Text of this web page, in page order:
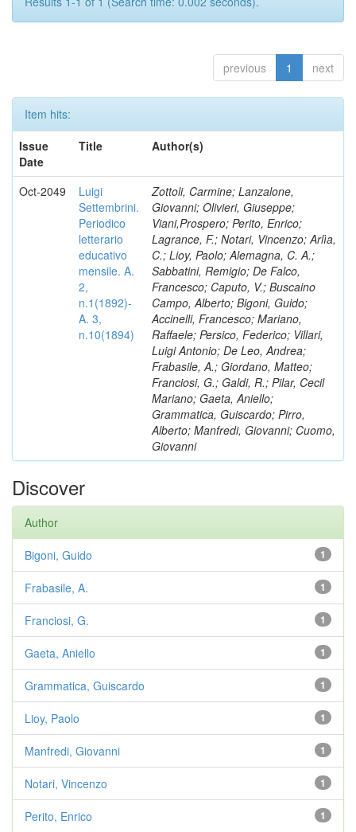
previous 1 next
Item hits:
Issue
Date
Title Author(s)
Oct-2049
Luigi
Settembrini.
Periodico
letterario
educativo
mensile. A.
2,
n.1(1892)-
A. 3,
n.10(1894)
Zottoli, Carmine; Lanzalone,
Giovanni; Olivieri, Giuseppe;
Viani,Prospero; Perito, Enrico;
Lagrance, F.; Notari, Vincenzo; Arlìa,
C.; Lioy, Paolo; Alemagna, C. A.;
Sabbatini, Remigio; De Falco,
Francesco; Caputo, V.; Buscaino
Campo, Alberto; Bigoni, Guido;
Accinelli, Francesco; Mariano,
Raffaele; Persico, Federico; Villari,
Luigi Antonio; De Leo, Andrea;
Frabasile, A.; Giordano, Matteo;
Franciosi, G.; Galdi, R.; Pilar, Cecil
Mariano; Gaeta, Aniello;
Grammatica, Guiscardo; Pirro,
Alberto; Manfredi, Giovanni; Cuomo,
Giovanni
Discover
Author
1
Bigoni, Guido
1
Frabasile, A.
1
Franciosi, G.
1
Gaeta, Aniello
1
Grammatica, Guiscardo
1
Lioy, Paolo
1
Manfredi, Giovanni
1
Notari, Vincenzo
1
Perito, Enrico